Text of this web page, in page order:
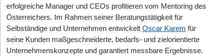
erfolgreiche Manager und CEOs profitieren vom Mentoring des
Österreichers. Im Rahmen seiner Beratungstätigkeit für
Selbständige und Unternehmen entwickelt Oscar Karem für
seine Kunden maßgeschneiderte, bedarfs- und zielorientierte
Unternehmenskonzepte und garantiert messbare Ergebnisse.